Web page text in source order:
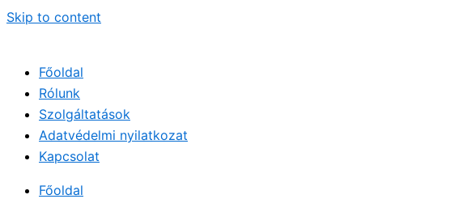
Skip to content
Főoldal
Rólunk
Szolgáltatások
Adatvédelmi nyilatkozat
Kapcsolat
Főoldal